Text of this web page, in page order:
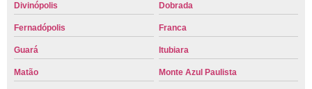
Divinópolis Dobrada
Fernadópolis Franca
Guará Itubiara
Matão Monte Azul Paulista